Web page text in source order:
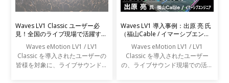
Waves LV1 Classic ユーザー必
見！全国のライブ現場で活躍する
Waves eMotion LV1 / LV1
Classic を導入されたユーザーの
皆様を対象に、ライブサウンドの
Waves LV1 導入事例：出原 亮 氏
（福山Cable / イマーシブエンジ
Waves eMotion LV1 / LV1
Classic を導入されたユーザー
の、ライブサウンド現場での活用